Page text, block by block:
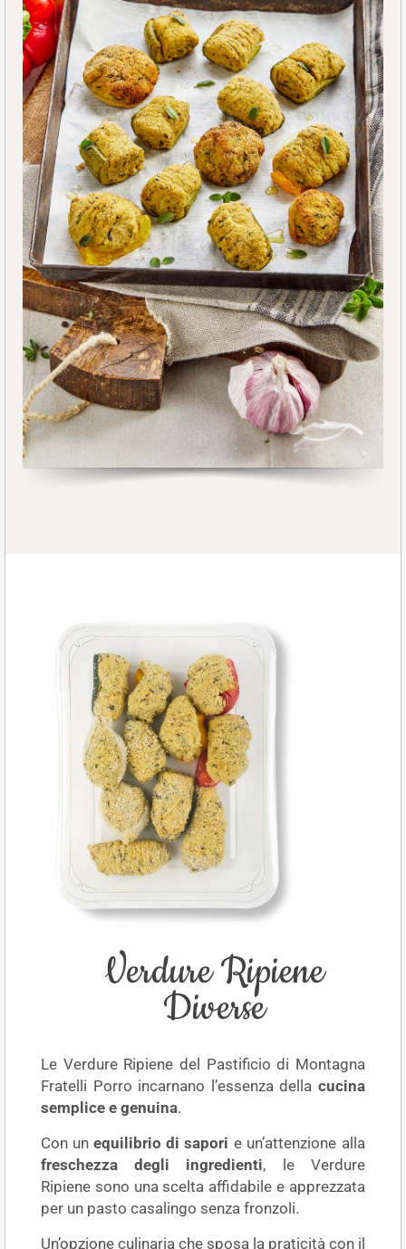
Verdure Ripiene
Diverse
Le Verdure Ripiene del Pastificio di Montagna
Fratelli Porro incarnano l’essenza della cucina
semplice e genuina.
Con un equilibrio di sapori e un’attenzione alla
freschezza degli ingredienti, le Verdure
Ripiene sono una scelta affidabile e apprezzata
per un pasto casalingo senza fronzoli.
Un’opzione culinaria che sposa la praticità con il